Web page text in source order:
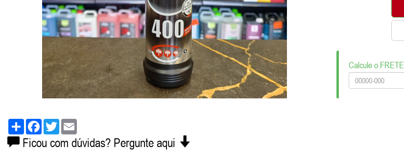
Calcule o FRETE
Share FacebookTwitter
Ficou com dúvidas? Pergunte aqui